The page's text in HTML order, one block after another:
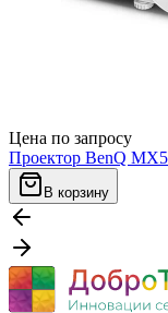
Цена по запросу
Проектор BenQ
В корзину